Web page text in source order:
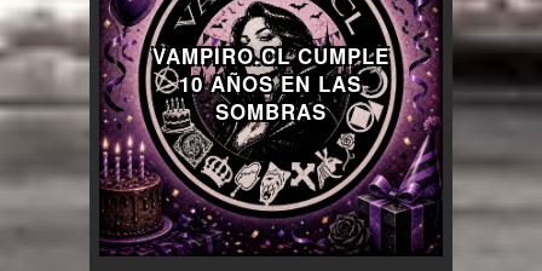
VAMPIRO.CL CUMPLE
10 AÑOS EN LAS
SOMBRAS